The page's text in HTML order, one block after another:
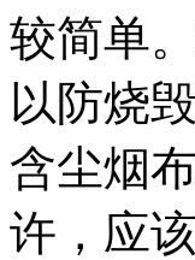
较简单
以防烧
含尘烟
许，应